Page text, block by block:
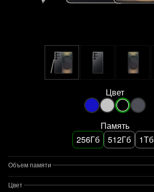
Цвет
Память
256Гб
512Гб 1Тб
Объем памяти
Цвет